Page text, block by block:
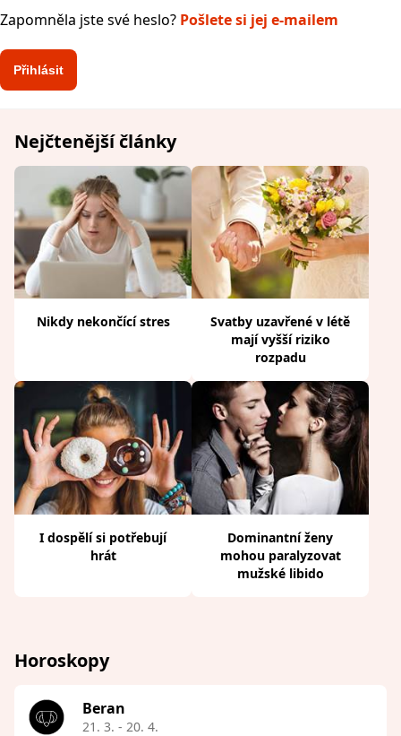
Zapomněla jste své heslo? Pošlete si jej e-mailem
Nejčtenější články
Nikdy nekončící stres
Svatby uzavřené v létě
mají vyšší riziko
rozpadu
I dospělí si potřebují
hrát
Dominantní ženy
mohou paralyzovat
mužské libido
Horoskopy
Beran
21. 3. - 20. 4.